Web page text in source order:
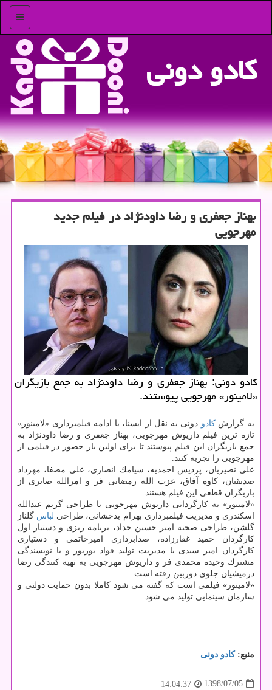
منو
كادو دونی
بهناز جعفری و رضا داودنژاد در فیلم جدید
مهرجویی
كادو دونی: بهناز جعفری و رضا داودنژاد به جمع بازیگران
«لامینور» مهرجویی پیوستند.
به گزارشكادو دونی به نقل از ایسنا، با ادامه فیلمبرداری «لامینور»
تازه ترین فیلم داریوش مهرجویی، بهناز جعفری و رضا داودنژاد به
جمع بازیگران این فیلم پیوستند تا برای اولین بار حضور در فیلمی از
مهرجویی را تجربه كنند.
علی نصیریان، پردیس احمدیه، سیامك انصاری، علی مصفا، مهرداد
صدیقیان، كاوه آفاق، عزت الله رمضانی فر و امرالله صابری از
بازیگران قطعی این فیلم هستند.
«لامینور» به كارگردانی داریوش مهرجویی با طراحی گریم عبدالله
اسكندری و مدیریت فیلمبرداری بهرام بدخشانی، طراحی لباس گلناز
گلشن، طراحی صحنه امیر حسین حداد، برنامه ریزی و دستیار اول
كارگردان حمید غفارزاده، صدابرداری امیرحاتمی و دستیاری
كارگردان امیر سیدی با مدیریت تولید فواد بوربور و با نویسندگی
مشترك وحیده محمدی فر و داریوش مهرجویی به تهیه كنندگی رضا
درمیشیان جلوی دوربین رفته است.
«لامینور» فیلمی است كه گفته می شود كاملا بدون حمایت دولتی و
سازمان سینمایی تولید می شود.
منبع:كادو دونی
1398/07/05
14:04:37